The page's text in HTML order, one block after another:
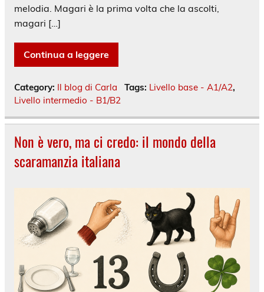
melodia. Magari è la prima volta che la ascolti,
magari […]
Continua a leggere
Category: Il blog di Carla Tags: Livello base - A1/A2,
Livello intermedio - B1/B2
Non è vero, ma ci credo: il mondo della
scaramanzia italiana